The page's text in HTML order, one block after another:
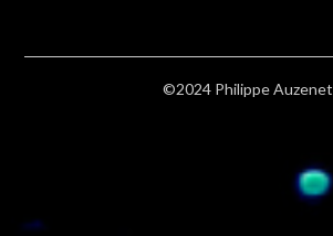
©2024 Philippe Auzenet